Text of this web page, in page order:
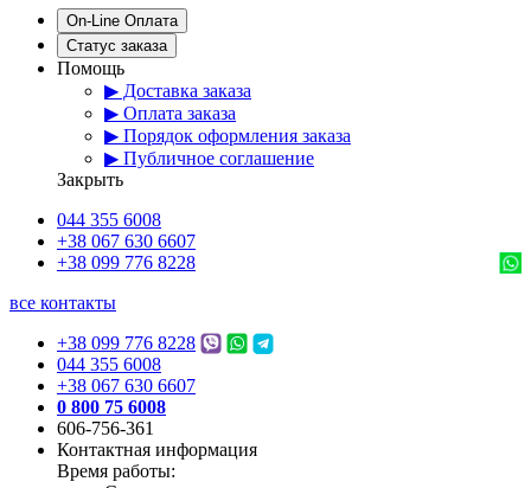
On-Line Оплата
Статус заказа
Помощь
▶ Доставка заказа
▶ Оплата заказа
▶ Порядок оформления заказа
▶ Публичное соглашение
Закрыть
044 355 6008
+38 067 630 6607
+38 099 776 8228
все контакты
+38 099 776 8228
044 355 6008
+38 067 630 6607
0 800 75 6008
606-756-361
Контактная информация
Время работы: